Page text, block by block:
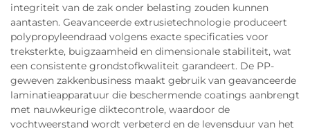
integriteit van de zak onder belasting zouden kunnen
aantasten. Geavanceerde extrusietechnologie produceert
polypropyleendraad volgens exacte specificaties voor
treksterkte, buigzaamheid en dimensionale stabiliteit, wat
een consistente grondstofkwaliteit garandeert. De PP-
geweven zakkenbusiness maakt gebruik van geavanceerde
laminatieapparatuur die beschermende coatings aanbrengt
met nauwkeurige diktecontrole, waardoor de
vochtweerstand wordt verbeterd en de levensduur van het